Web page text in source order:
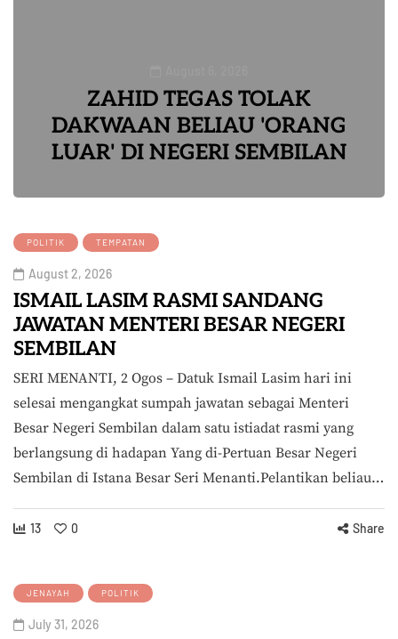
ZAHID TEGAS TOLAK
DAKWAAN BELIAU 'ORANG
LUAR' DI NEGERI SEMBILAN
POLITIK TEMPATAN
August 2, 2026
ISMAIL LASIM RASMI SANDANG
JAWATAN MENTERI BESAR NEGERI
SEMBILAN
SERI MENANTI, 2 Ogos – Datuk Ismail Lasim hari ini
selesai mengangkat sumpah jawatan sebagai Menteri
Besar Negeri Sembilan dalam satu istiadat rasmi yang
berlangsung di hadapan Yang di-Pertuan Besar Negeri
Sembilan di Istana Besar Seri Menanti.Pelantikan beliau…
13 0 Share
JENAYAH POLITIK
July 31, 2026